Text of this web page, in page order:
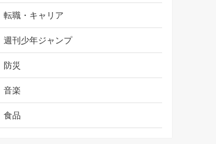
転職・キャリア
週刊少年ジャンプ
防災
音楽
食品